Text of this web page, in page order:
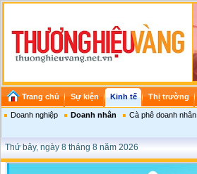
Trang chủ Sự kiện Kinh tế Thị trường
Doanh nghiệp Doanh nhân Cà phê doanh nhân
Thứ bảy, ngày 8 tháng 8 năm 2026